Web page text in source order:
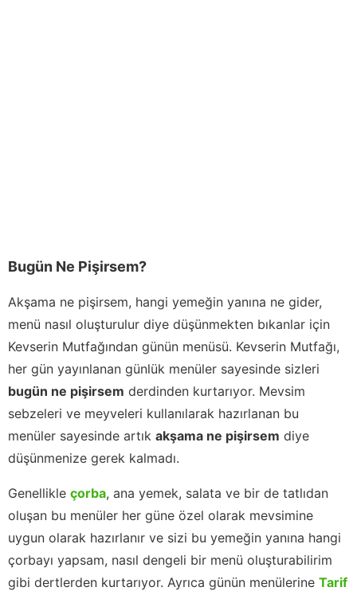
Bugün Ne Pişirsem?
Akşama ne pişirsem, hangi yemeğin yanına ne gider,
menü nasıl oluşturulur diye düşünmekten bıkanlar için
Kevserin Mutfağından günün menüsü. Kevserin Mutfağı,
her gün yayınlanan günlük menüler sayesinde sizleri
bugün ne pişirsem derdinden kurtarıyor. Mevsim
sebzeleri ve meyveleri kullanılarak hazırlanan bu
menüler sayesinde artık akşama ne pişirsem diye
düşünmenize gerek kalmadı.
Genellikle çorba, ana yemek, salata ve bir de tatlıdan
oluşan bu menüler her güne özel olarak mevsimine
uygun olarak hazırlanır ve sizi bu yemeğin yanına hangi
çorbayı yapsam, nasıl dengeli bir menü oluşturabilirim
gibi dertlerden kurtarıyor. Ayrıca günün menülerine Tarif